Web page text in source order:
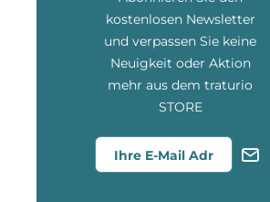
kostenlosen Newsletter
und verpassen Sie keine
Neuigkeit oder Aktion
mehr aus dem traturio
STORE